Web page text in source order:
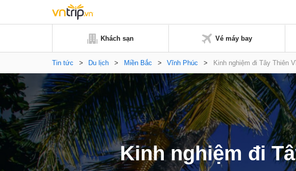
Khách sạn Vé máy bay
Tin tức > Du lịch > Miền Bắc > Vĩnh Phúc > Kinh nghiệm đi Tây Thiên
Kinh nghiệm đi